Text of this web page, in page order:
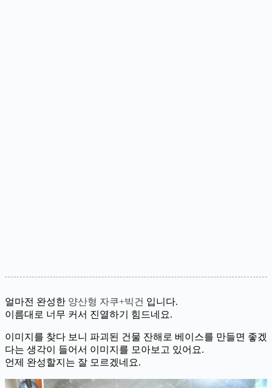
얼마전 완성한 양산형 자쿠+빅건 입니다.
이름대로 너무 커서 진열하기 힘드네요.
이미지를 찾다 보니 파괴된 건물 잔해로 베이스를 만들면 좋겠
다는 생각이 들어서 이미지를 모아보고 있어요.
언제 완성할지는 잘 모르겠네요.